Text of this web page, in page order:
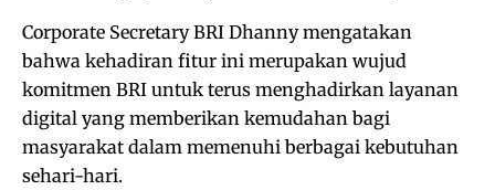
Corporate Secretary BRI Dhanny mengatakan
bahwa kehadiran fitur ini merupakan wujud
komitmen BRI untuk terus menghadirkan layanan
digital yang memberikan kemudahan bagi
masyarakat dalam memenuhi berbagai kebutuhan
sehari-hari.